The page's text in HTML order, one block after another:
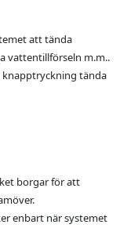
att tända
vattentillförseln m.m..
knapptryckning tända
borgar för att
enbart när systemet